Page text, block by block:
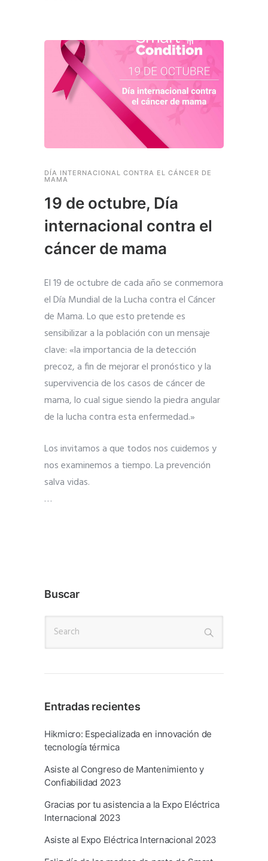
DÍA INTERNACIONAL CONTRA EL CÁNCER DE
MAMA
19 de octubre, Día
internacional contra el
cáncer de mama
El 19 de octubre de cada año se conmemora
el Día Mundial de la Lucha contra el Cáncer
de Mama. Lo que esto pretende es
sensibilizar a la población con un mensaje
clave: «la importancia de la detección
precoz, a fin de mejorar el pronóstico y la
supervivencia de los casos de cáncer de
mama, lo cual sigue siendo la piedra angular
de la lucha contra esta enfermedad.»
Los invitamos a que todos nos cuidemos y
nos examinemos a tiempo. La prevención
salva vidas.
…
Buscar
Entradas recientes
Hikmicro: Especializada en innovación de
tecnología térmica
Asiste al Congreso de Mantenimiento y
Confiabilidad 2023
Gracias por tu asistencia a la Expo Eléctrica
Internacional 2023
Asiste al Expo Eléctrica Internacional 2023